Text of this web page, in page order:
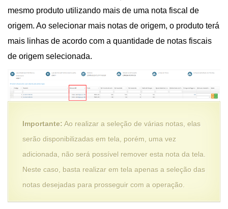
mesmo produto utilizando mais de uma nota fiscal de
origem. Ao selecionar mais notas de origem, o produto terá
mais linhas de acordo com a quantidade de notas fiscais
de origem selecionada.
Importante: Ao realizar a seleção de várias notas, elas
serão disponibilizadas em tela, porém, uma vez
adicionada, não será possível remover esta nota da tela.
Neste caso, basta realizar em tela apenas a seleção das
notas desejadas para prosseguir com a operação.